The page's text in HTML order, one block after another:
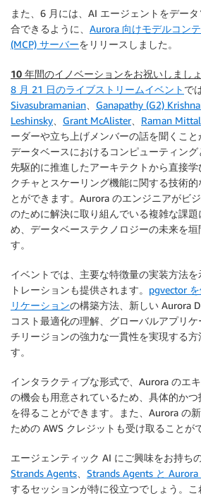
また、6 月には、AI エージェントをデー
合できるように、 Aurora 向けモデルコン
(MCP) サーバーをリリースしました。
10 年間のイノベーションをお祝いしまし
8 月 21 日のライブストリームイベント で
Sivasubramanian
Ganapathy (G2)
Leshinsky
Grant McAlister、 Raman Mittal
ーダーや立ち上げメンバーの話を聞くこ
データベースにおけるコンピューティン
先駆的に推進したアーキテクトから直接
クチャとスケーリング機能に関する技術的
とができます。Aurora のエンジニアがビ
のために解決に取り組んでいる複雑な課
め、データベーステクノロジーの未来を垣
す。
イベントでは、主要な特徴量の実装方法
トレーションも提供されます。 pgvector
リケーションの構築方法、新しい Aurora
コスト最適化の理解、グローバルアプリ
チリージョンの強力な一貫性を実現する方
す。
インタラクティブな形式で、Aurora のエ
の機会も用意されているため、具体的か
を得ることができます。また、Aurora の
ための AWS クレジットも受け取ることが
エージェンティック AI にご興味をお持ちの
Strands Agents
Strands Agents と
するセッションが特に役立つでしょう。